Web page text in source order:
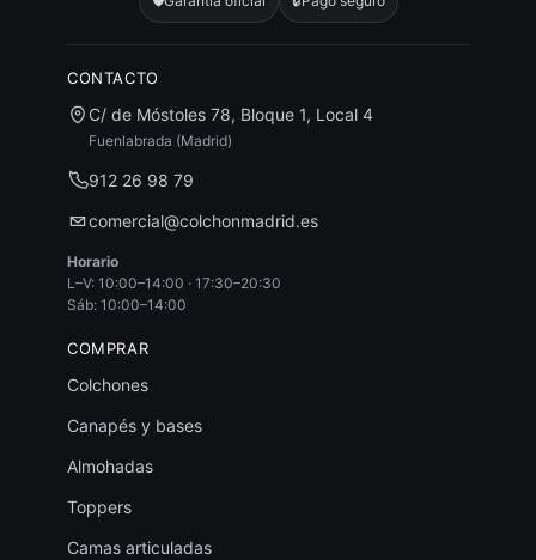
CONTACTO
C/ de Móstoles 78, Bloque 1, Local 4
Fuenlabrada (Madrid)
912 26 98 79
comercial@colchonmadrid.es
Horario
L–V: 10:00–14:00 · 17:30–20:30
Sáb: 10:00–14:00
COMPRAR
Colchones
Canapés y bases
Almohadas
Toppers
Camas articuladas